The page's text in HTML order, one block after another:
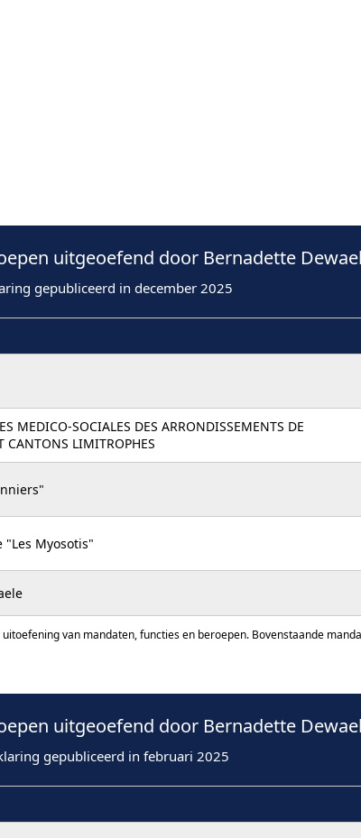
uitgeoefend door Bernadette
gepubliceerd in december 2025
MEDICO-SOCIALES DES ARRONDISSEMENTS DE
CANTONS LIMITROPHES
Myosotis"
van mandaten, functies en beroepen. Bovenstaande
uitgeoefend door Bernadette
gepubliceerd in februari 2025